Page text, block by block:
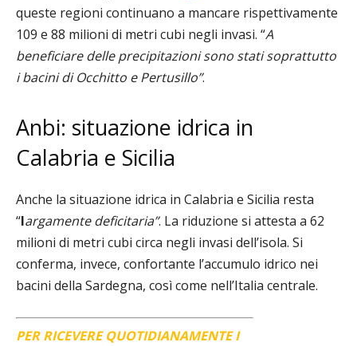
queste regioni continuano a mancare rispettivamente
109 e 88 milioni di metri cubi negli invasi. “A
beneficiare delle precipitazioni sono stati soprattutto
i bacini di Occhitto e Pertusillo”.
Anbi: situazione idrica in
Calabria e Sicilia
Anche la situazione idrica in Calabria e Sicilia resta
“largamente deficitaria”. La riduzione si attesta a 62
milioni di metri cubi circa negli invasi dell’isola. Si
conferma, invece, confortante l’accumulo idrico nei
bacini della Sardegna, così come nell’Italia centrale.
PER RICEVERE QUOTIDIANAMENTE I